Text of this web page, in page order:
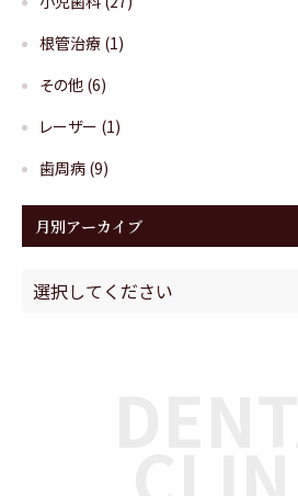
根管治療 (1)
その他 (6)
レーザー (1)
歯周病 (9)
月別アーカイブ